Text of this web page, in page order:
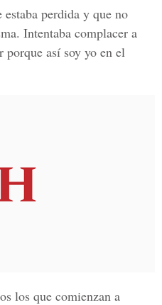
perdida y que no
Intentaba complacer a
así soy yo en el
los que comienzan a